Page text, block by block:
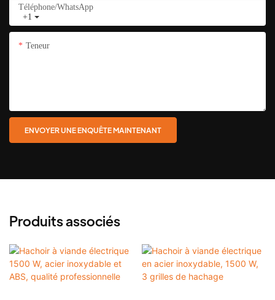
+1
Téléphone/WhatsApp
Teneur
ENVOYER UNE ENQUÊTE MAINTENANT
Produits associés